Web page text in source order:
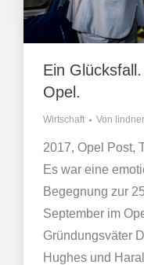
Ein
Opel.
Wirtschaft Von
2017, Opel Post,
Es war eine
Begegnung zur
September im
Gründungsväter
Hughes und